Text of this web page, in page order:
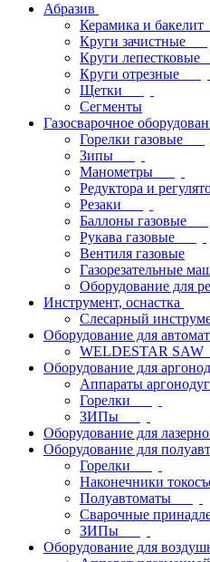
Абразив
Керамика и бакелит
Круги зачистные
Круги лепестковые
Круги отрезные
Щетки
Сегменты
Газосварочное
Горелки газовые
Зипы
Манометры
Редуктора и
Резаки
Баллоны газовые
Рукава газовые
Вентиля газовые
Газорезательные
Оборудование для
Инструмент, оснастка
Слесарный
Оборудование для
WELDESTAR SAW
Оборудование для
Аппараты
Горелки
ЗИПы
Оборудование для
Оборудование для
Горелки
Наконечники
Полуавтоматы
Сварочные
ЗИПы
Оборудование для